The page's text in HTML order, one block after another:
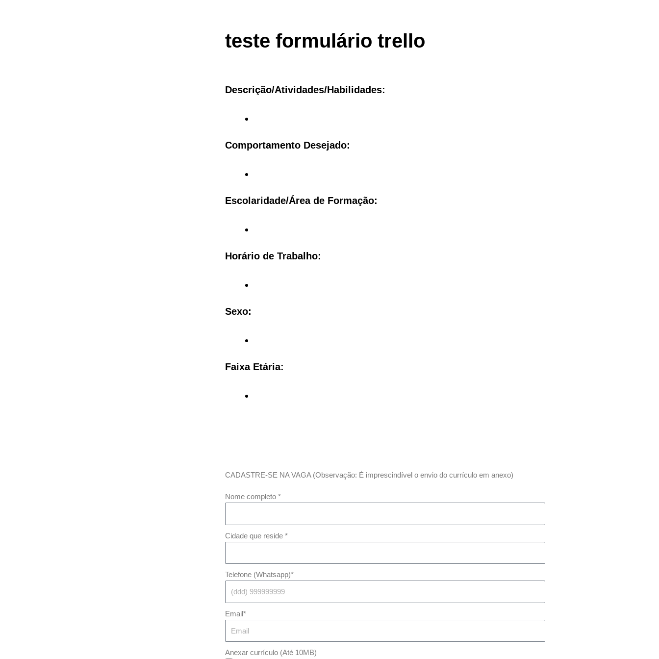
teste formulário trello
Descrição/Atividades/Habilidades:
Comportamento Desejado:
Escolaridade/Área de Formação:
Horário de Trabalho:
Sexo:
Faixa Etária:
CADASTRE-SE NA VAGA (Observação: É imprescindível o envio do currículo em anexo)
Nome completo *
Cidade que reside *
Telefone (Whatsapp)*
Email*
Anexar currículo (Até 10MB)